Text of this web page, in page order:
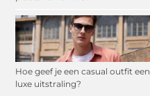
Hoe geef je een casual outfit een
luxe uitstraling?